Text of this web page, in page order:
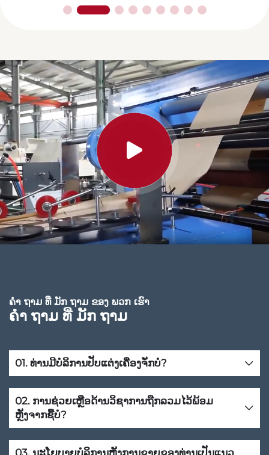
ຄໍາ ຖາມ ທີ່ ມັກ ຖາມ ຂອງ ພວກ ເຮົາ
ຄໍາ ຖາມ ທີ່ ມັກ ຖາມ
01. ທ່ານມີບໍລິການປັບແຕ່ງເຄື່ອງຈັກບໍ?
02. ການຊ່ວຍເຫຼືອດ້ານວິຊາການຖືກລວມໄວ້ພ້ອມ
ຫຼັງຈາກຊື້ບໍ?
03. ນະໂຍບາຍບໍລິການຫຼັງການຂາຍຂອງທ່ານເປັນແນວ